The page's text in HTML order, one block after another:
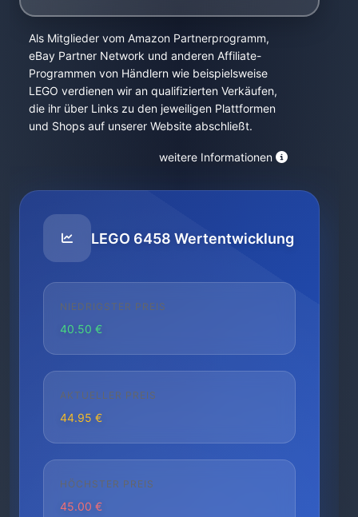
Als Mitglieder vom Amazon Partnerprogramm,
eBay Partner Network und anderen Affiliate-
Programmen von Händlern wie beispielsweise
LEGO verdienen wir an qualifizierten Verkäufen,
die ihr über Links zu den jeweiligen Plattformen
und Shops auf unserer Website abschließt.
weitere Informationen
LEGO 6458 Wertentwicklung
NIEDRIGSTER PREIS
40.50 €
AKTUELLER PREIS
44.95 €
HÖCHSTER PREIS
45.00 €